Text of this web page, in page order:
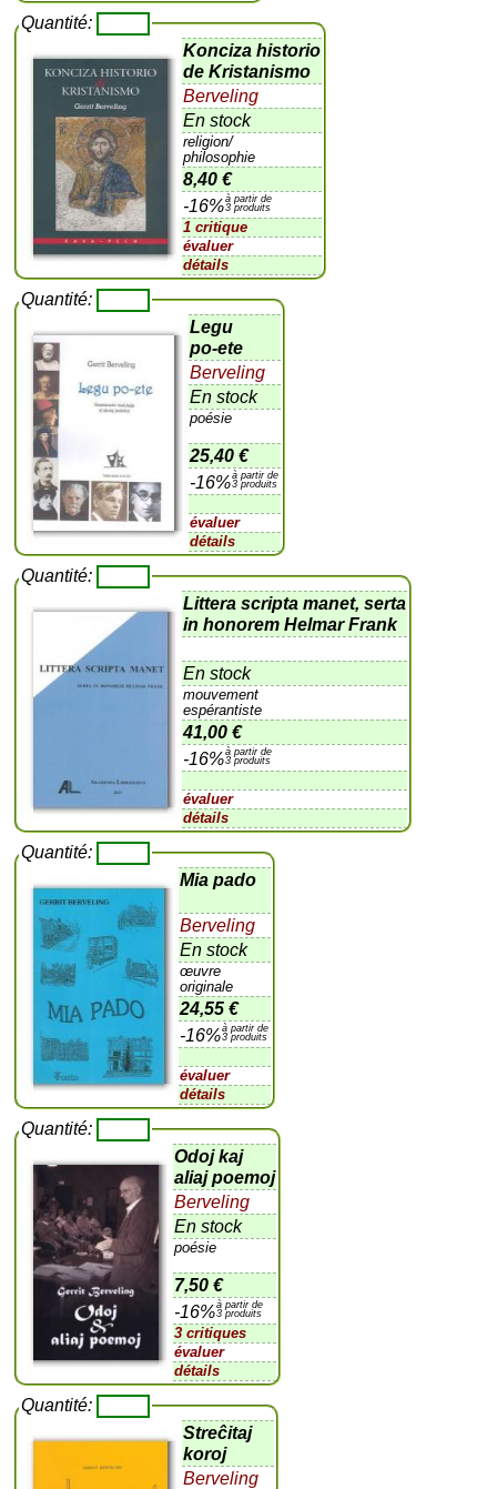
Quantité:
Konciza historio
de Kristanismo
Berveling
En stock
religion/
philosophie
8,40 €
-16%à partir de
3 produits
1 critique
évaluer
détails
Quantité:
Legu
po-ete
Berveling
En stock
poésie
25,40 €
-16%à partir de
3 produits
évaluer
détails
Quantité:
Littera scripta manet, serta
in honorem Helmar Frank
En stock
mouvement
espérantiste
41,00 €
-16%à partir de
3 produits
évaluer
détails
Quantité:
Mia pado
Berveling
En stock
œuvre
originale
24,55 €
-16%à partir de
3 produits
évaluer
détails
Quantité:
Odoj kaj
aliaj poemoj
Berveling
En stock
poésie
7,50 €
-16%à partir de
3 produits
3 critiques
évaluer
détails
Quantité:
Streĉitaj
koroj
Berveling